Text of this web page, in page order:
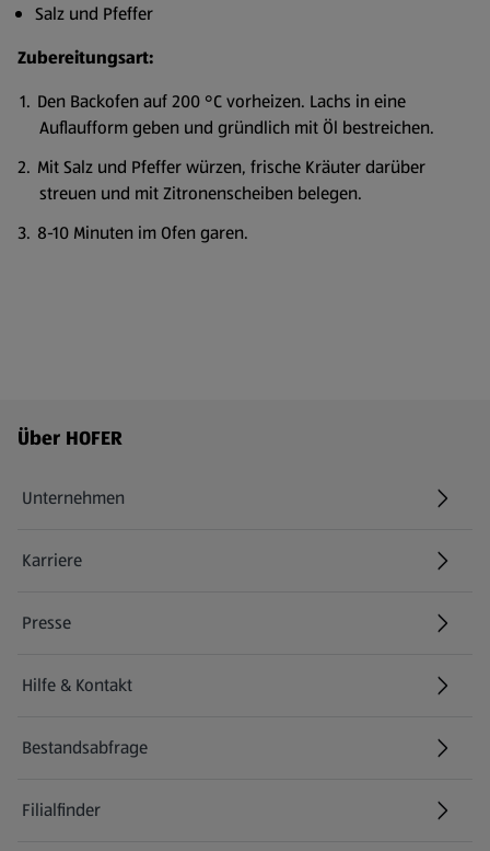
Salz und Pfeffer
Zubereitungsart:
Den Backofen auf 200 °C vorheizen. Lachs in eine
Auflaufform geben und gründlich mit Öl bestreichen.
Mit Salz und Pfeffer würzen, frische Kräuter darüber
streuen und mit Zitronenscheiben belegen.
8-10 Minuten im Ofen garen.
Fußzeilenmenü - weitere Links
Über HOFER
Unternehmen
Karriere
(öffnet in einem neuen Tab)
Presse
Hilfe & Kontakt
(öffnet in einem neuen Tab)
Bestandsabfrage
(öffnet in einem neuen Tab)
Filialfinder